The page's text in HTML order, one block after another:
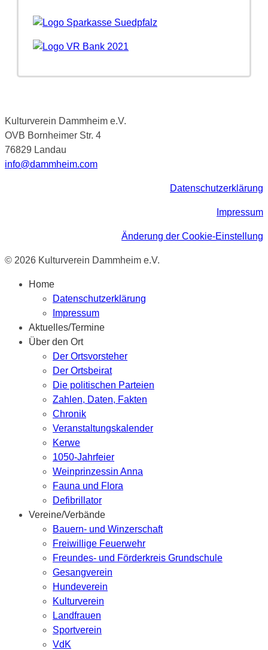
Kulturverein Dammheim e.V.
OVB Bornheimer Str. 4
76829 Landau
info@dammheim.com
Datenschutzerklärung
Impressum
Änderung der Cookie-Einstellung
© 2026 Kulturverein Dammheim e.V.
Home
Datenschutzerklärung
Impressum
Aktuelles/Termine
Über den Ort
Der Ortsvorsteher
Der Ortsbeirat
Die politischen Parteien
Zahlen, Daten, Fakten
Chronik
Veranstaltungskalender
Kerwe
1050-Jahrfeier
Weinprinzessin Anna
Fauna und Flora
Defibrillator
Vereine/Verbände
Bauern- und Winzerschaft
Freiwillige Feuerwehr
Freundes- und Förderkreis Grundschule
Gesangverein
Hundeverein
Kulturverein
Landfrauen
Sportverein
VdK